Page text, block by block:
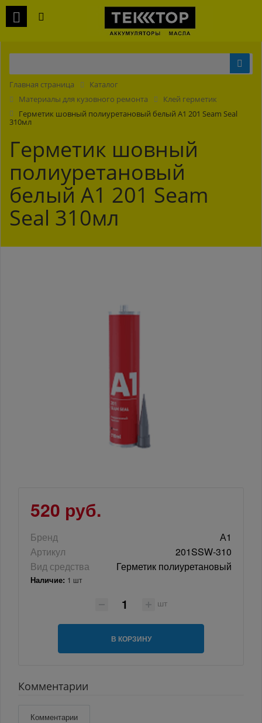
Главная страница
Каталог
Материалы для кузовного ремонта
Клей герметик
Герметик шовный полиуретановый белый A1 201 Seam Seal
310мл
Герметик шовный
полиуретановый
белый A1 201 Seam
Seal 310мл
520 руб.
Бренд
А1
Артикул
201SSW-310
Вид средства
Герметик полиуретановый
Наличие: 1 шт
шт
В КОРЗИНУ
Комментарии
Комментарии